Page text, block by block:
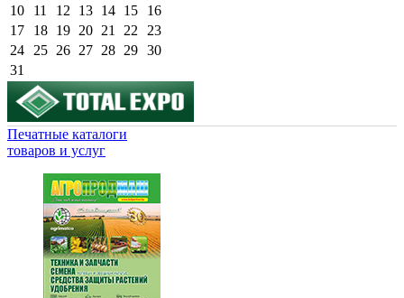
10
11 12 13 14 15
16
17
18 19 20 21 22
23
24
25 26 27 28 29 30
31
Печатные каталоги
товаров и услуг